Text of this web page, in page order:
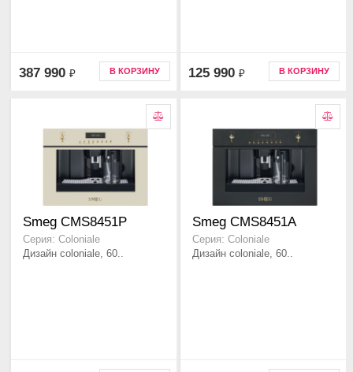
387 990 ₽ В КОРЗИНУ 125 990 ₽ В КОРЗИНУ
Smeg CMS8451P
Серия: Coloniale
Дизайн coloniale, 60..
Smeg CMS8451A
Серия: Coloniale
Дизайн coloniale, 60..